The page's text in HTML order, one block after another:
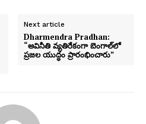
Next article
Dharmendra Pradhan:
“అవినీతి వ్యతిరేకంగా బెంగాల్‌లో
ప్రజల యుద్ధం ప్రారంభించారు”